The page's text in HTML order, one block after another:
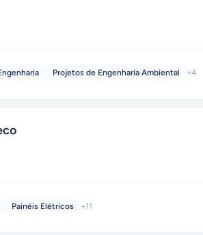
Projetos de Engenharia Ambiental +4
Painéis Elétricos +11